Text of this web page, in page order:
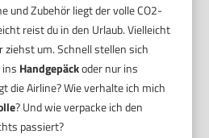
und Zubehör liegt der volle CO2-
reist du in den Urlaub. Vielleicht
um. Schnell stellen sich
Handgepäckoder nur ins
die Airline? Wie verhalte ich mich
? Und wie verpacke ich den
passiert?